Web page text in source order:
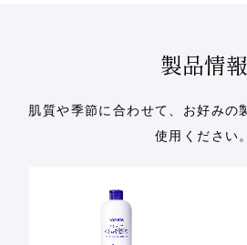
製品情報
肌質や季節に合わせて、お好みの
使用ください。